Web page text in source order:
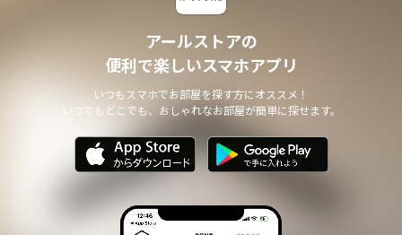
アールストアの
便利で楽しいスマホアプリ
いつもスマホでお部屋を探す方にオススメ！
いつでもどこでも、おしゃれなお部屋が簡単に探せます。